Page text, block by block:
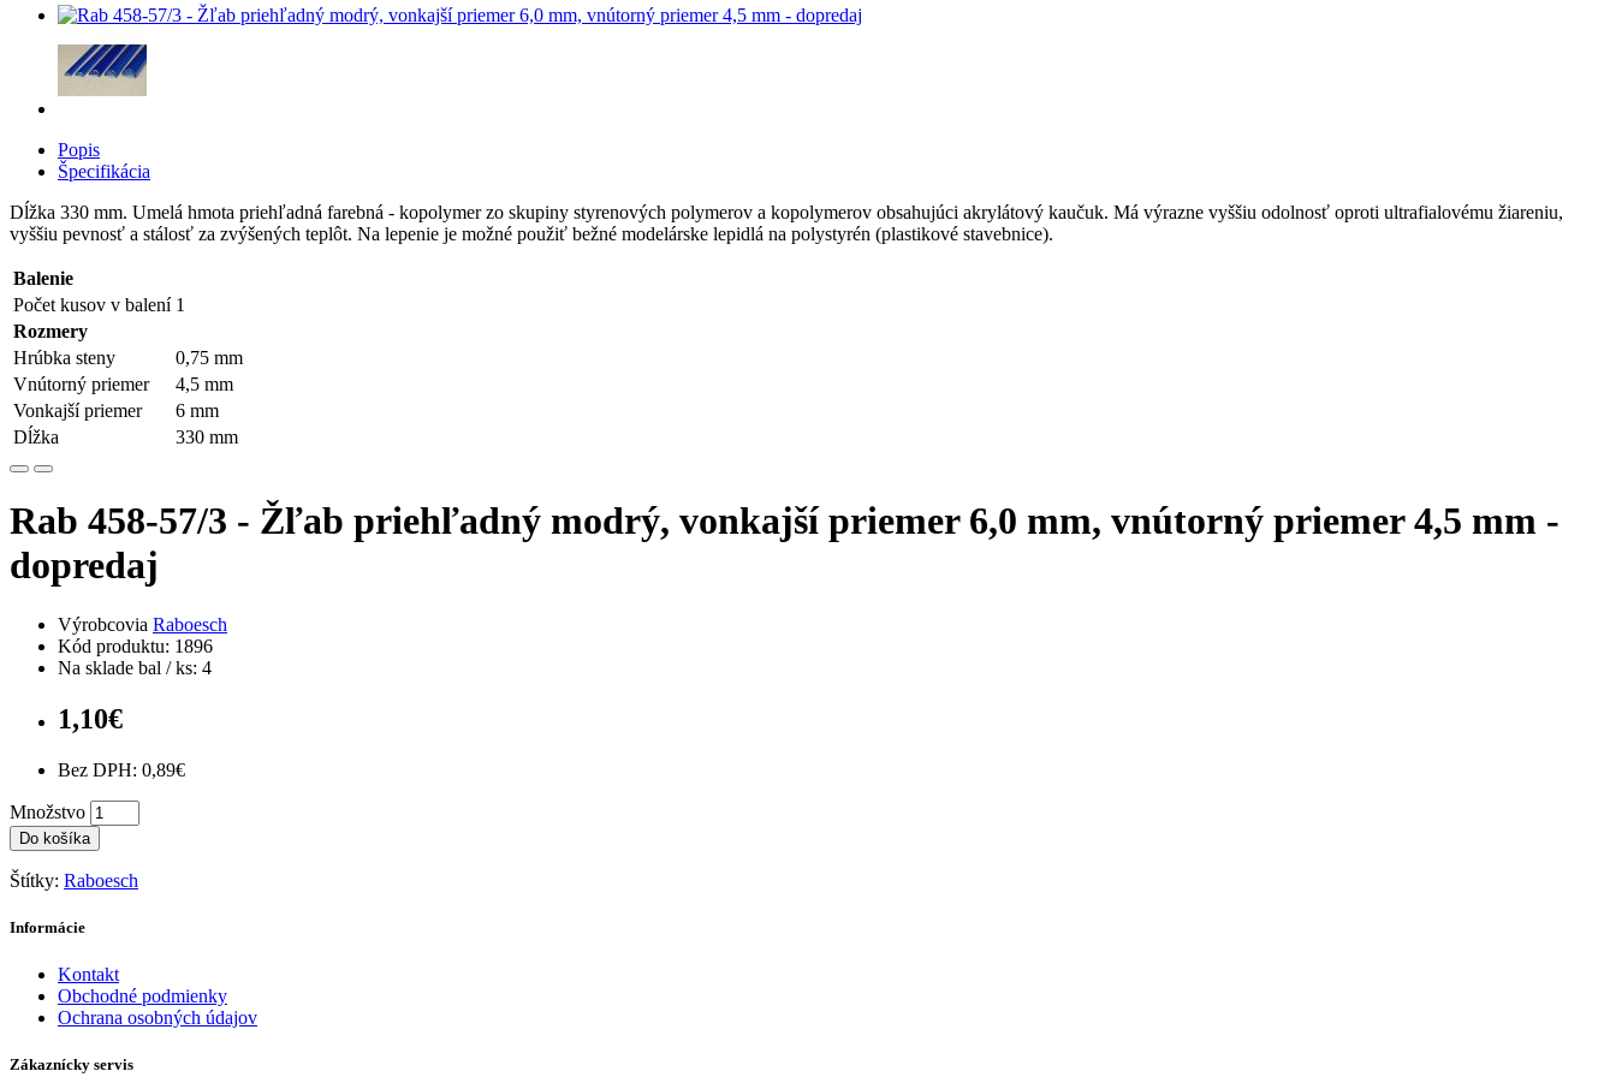
Popis
Špecifikácia
Dĺžka 330 mm. Umelá hmota priehľadná farebná - kopolymer zo skupiny styrenových polymerov a kopolymerov obsahujúci akrylátový kaučuk. Má výrazne vyššiu odolnosť oproti ultrafialovému žiareniu,
vyššiu pevnosť a stálosť za zvýšených teplôt. Na lepenie je možné použiť bežné modelárske lepidlá na polystyrén (plastikové stavebnice).
Balenie
Počet kusov v balení 1
Rozmery
Hrúbka steny
0,75 mm
Vnútorný priemer
4,5 mm
Vonkajší priemer
6 mm
Dĺžka
330 mm
Rab 458-57/3 - Žľab priehľadný modrý, vonkajší priemer 6,0 mm, vnútorný priemer 4,5 mm -
dopredaj
Výrobcovia Raboesch
Kód produktu: 1896
Na sklade bal / ks: 4
1,10€
Bez DPH: 0,89€
Množstvo
Do košíka
Štítky: Raboesch
Informácie
Kontakt
Obchodné podmienky
Ochrana osobných údajov
Zákaznícky servis